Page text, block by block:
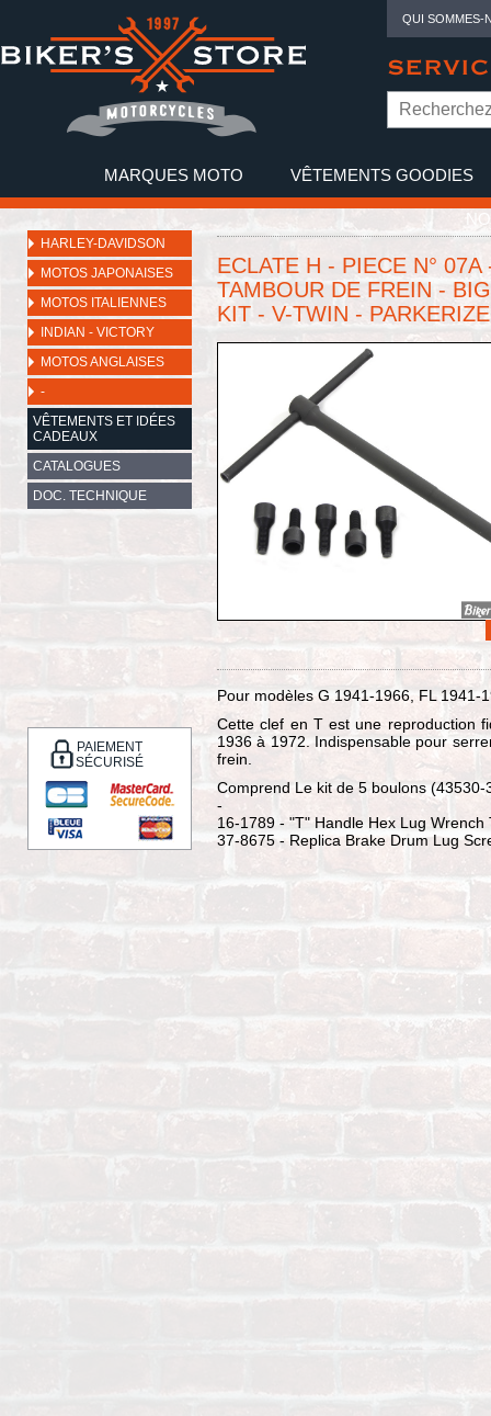
QUI SOMMES-
MARQUES MOTO VÊTEMENTS GOODIES
HARLEY-DAVIDSON
MOTOS JAPONAISES
MOTOS ITALIENNES
INDIAN - VICTORY
MOTOS ANGLAISES
-
VÊTEMENTS ET IDÉES
CADEAUX
CATALOGUES
DOC. TECHNIQUE
PAIEMENT
SÉCURISÉ
ECLATE H - PIECE N°
TAMBOUR DE FREIN -
KIT - V-TWIN -
Pour modèles G 1941-1966, FL 1941-
Cette clef en T est une reproduction
1936 à 1972. Indispensable pour
frein.
Comprend Le kit de 5 boulons
-
16-1789 - "T" Handle Hex Lug Wrench
37-8675 - Replica Brake Drum Lug